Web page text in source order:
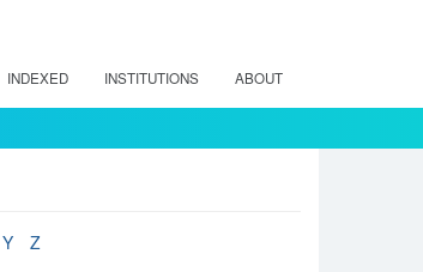
INDEXED INSTITUTIONS ABOUT
Y
Z